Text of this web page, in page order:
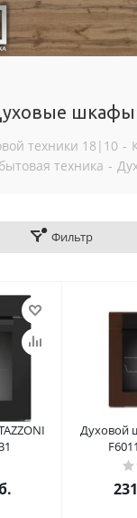
шкафы
техники 18|10 -
техника -
Фильтр
Духовой